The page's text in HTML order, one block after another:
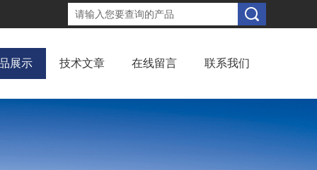
展示 技术文章 在线留言 联系我们